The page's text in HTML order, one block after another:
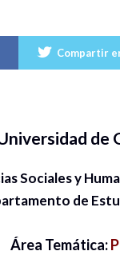
Compartir
de
Sociales y
de
Área Temática: